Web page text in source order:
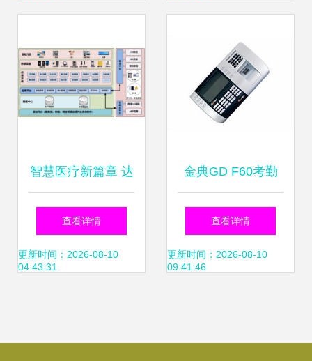
智慧医疗新篇章 达
实物联助力广西医
科大学第一附属医
查看详情
更新时间：2026-08-10
04:43:31
金典GD F60考勤
门禁系统 智能安防
与高效管理的完美
查看详情
更新时间：2026-08-10
09:41:46